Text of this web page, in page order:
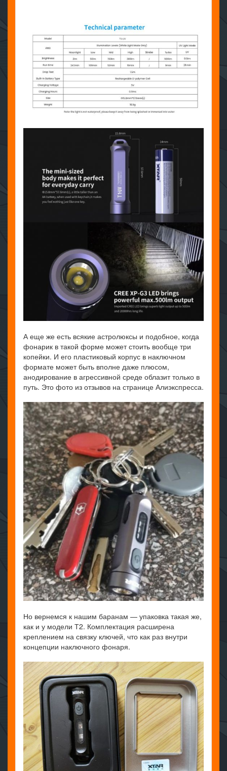
А еще же есть всякие астролюксы и подобное, когда
фонарик в такой форме может стоить вообще три
копейки. И его пластиковый корпус в наключном
формате может быть вполне даже плюсом,
анодирование в агрессивной среде облазит только в
путь. Это фото из отзывов на странице Алиэкспресса.
Но вернемся к нашим баранам — упаковка такая же,
как и у модели Т2. Комплектация расширена
креплением на связку ключей, что как раз внутри
концепции наключного фонаря.